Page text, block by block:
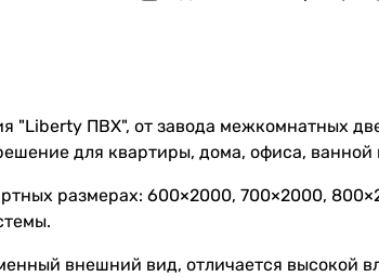
"Liberty ПВХ", от завода межкомнатных
для квартиры, дома, офиса, ванной
размерах: 600×2000, 700×2000,
внешний вид, отличается высокой